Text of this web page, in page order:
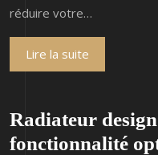
réduire votre…
Lire la suite
Radiateur
fonctionnalité